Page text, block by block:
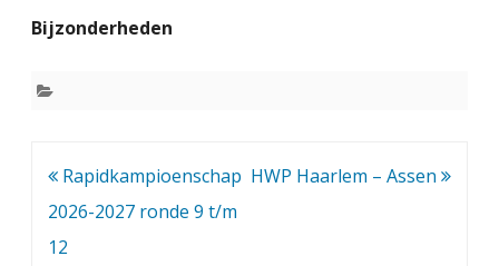
d
p
Bijzonderheden
Bericht
navigatie
Rapidkampioenschap
2026-2027 ronde 9 t/m
12
HWP Haarlem – Assen